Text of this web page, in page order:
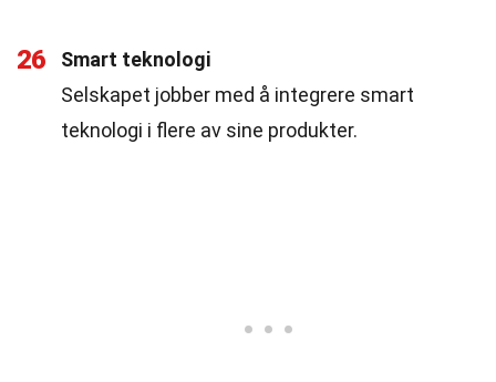
26
Smart teknologi
Selskapet jobber med å integrere smart
teknologi i flere av sine produkter.